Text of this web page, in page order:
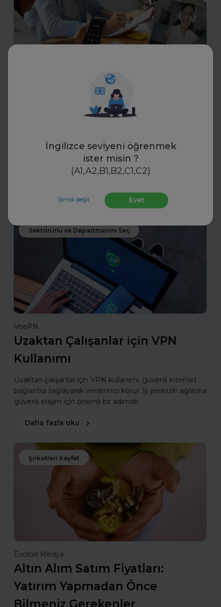
İngilizce seviyeni öğrenmek
ister misin ?
(A1,A2,B1,B2,C1,C2)
Şimdi değil Evet
İK Mülakatlarında Yeni Dönem:
Yapay Zekâ ile Transkript
Standartları
İK uzmanları, yapay zekâ destekli transkriptlerle mülakat
süreçlerinde yeni bir döneme giriyor. Bu teknoloji,
objektif değerlendirme ve standartlaşmayı mümkün
Daha fazla oku
Sektörünü ve Departmanını Seç
VeePN
Uzaktan Çalışanlar için VPN
Kullanımı
Uzaktan çalışanlar için VPN kullanımı, güvenli internet
bağlantısı sağlayarak verilerinizi korur. İş yerinizin ağlarına
güvenli erişim için önemli bir adımdır.
Daha fazla oku
Şirketleri Keşfet
Exclion Medya
Altın Alım Satım Fiyatları:
Yatırım Yapmadan Önce
Bilmeniz Gerekenler